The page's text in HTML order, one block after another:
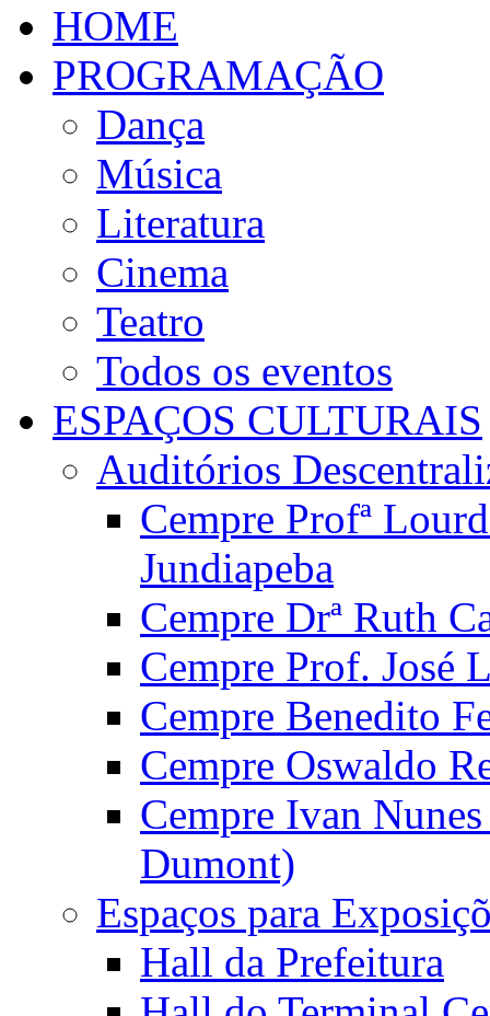
HOME
PROGRAMAÇÃO
Dança
Música
Literatura
Cinema
Teatro
Todos os eventos
ESPAÇOS CULTURAIS
Auditórios
Cempre Profª
Jundiapeba
Cempre Drª Ruth
Cempre Prof. José
Cempre Benedito
Cempre Oswaldo
Cempre Ivan
Dumont)
Espaços para
Hall da Prefeitura